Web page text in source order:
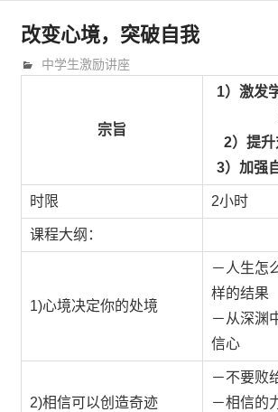
改变心境，突破自我
9月 14, 2010
trainer
中学生激励讲座
宗旨
1）激发
2）提
3）加强
时限 2小时
课程大纲：
1)心境决定你的处境
－人生怎
样的结果
－从深渊
信心
2)相信可以创造奇迹
－不要败
－相信的